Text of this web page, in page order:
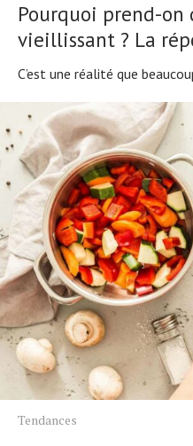
Pourquoi prend-on
vieillissant ? La
C’est une réalité que
Tendances